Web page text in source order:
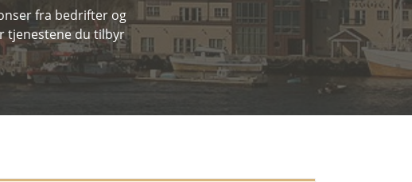
fra bedrifter og
tjenestene du tilbyr